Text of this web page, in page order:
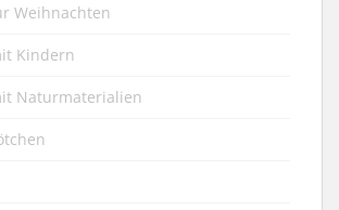
Weihnachten
Kindern
Naturmaterialien